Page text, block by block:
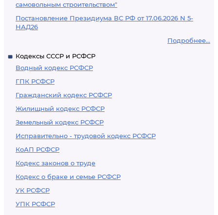
самовольным строительством"
Постановление Президиума ВС РФ от 17.06.2026 N 5-
НАД26
Подробнее...
Кодексы СССР и РСФСР
Водный кодекс РСФСР
ГПК РСФСР
Гражданский кодекс РСФСР
Жилищный кодекс РСФСР
Земельный кодекс РСФСР
Исправительно - трудовой кодекс РСФСР
КоАП РСФСР
Кодекс законов о труде
Кодекс о браке и семье РСФСР
УК РСФСР
УПК РСФСР